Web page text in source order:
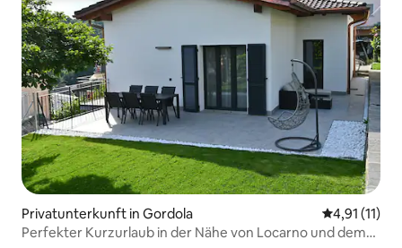
Privatunterkunft in Gordola
4,91 (11)
Perfekter Kurzurlaub in der Nähe von Locarno und dem